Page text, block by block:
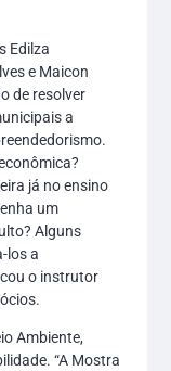
Edilza
e Maicon
de resolver
a
já no ensino
um
Alguns
los a
o instrutor
Ambiente,
“A Mostra